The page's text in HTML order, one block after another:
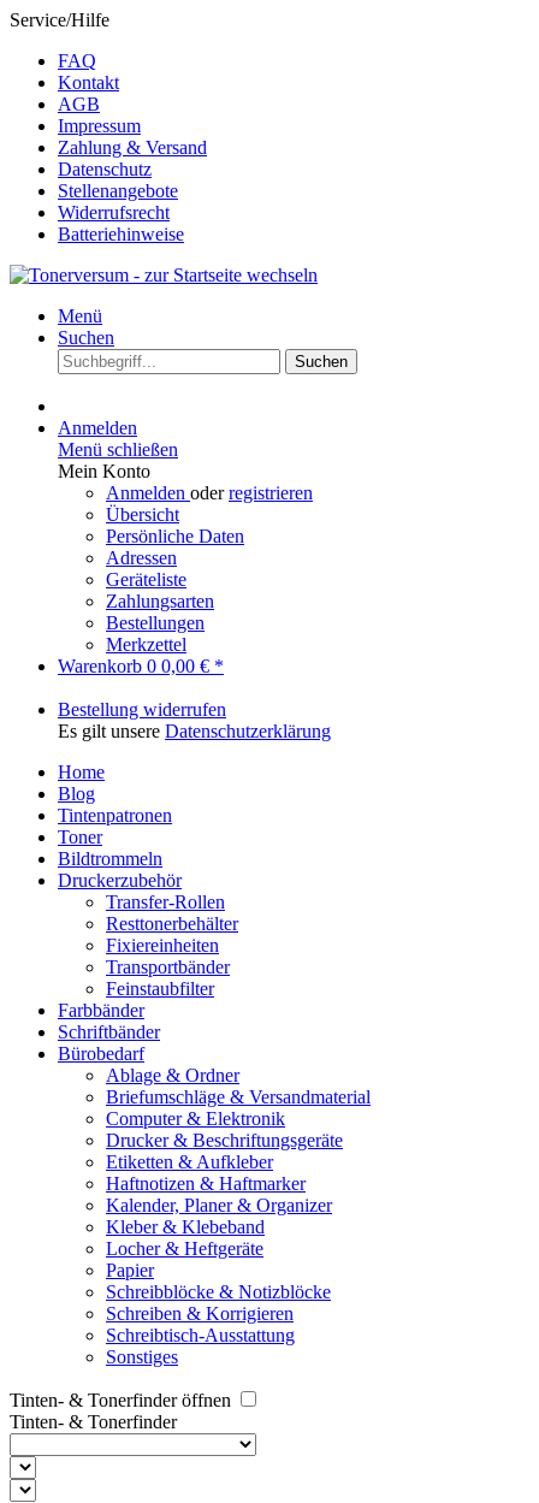
Service/Hilfe
FAQ
Kontakt
AGB
Impressum
Zahlung & Versand
Datenschutz
Stellenangebote
Widerrufsrecht
Batteriehinweise
Menü
Suchen
Suchen
Anmelden
Menü schließen
Mein Konto
Anmelden oderregistrieren
Übersicht
Persönliche Daten
Adressen
Geräteliste
Zahlungsarten
Bestellungen
Merkzettel
Warenkorb 0 0,00 € *
Bestellung widerrufen
Es gilt unsere Datenschutzerklärung
Home
Blog
Tintenpatronen
Toner
Bildtrommeln
Druckerzubehör
Transfer-Rollen
Resttonerbehälter
Fixiereinheiten
Transportbänder
Feinstaubfilter
Farbbänder
Schriftbänder
Bürobedarf
Ablage & Ordner
Briefumschläge & Versandmaterial
Computer & Elektronik
Drucker & Beschriftungsgeräte
Etiketten & Aufkleber
Haftnotizen & Haftmarker
Kalender, Planer & Organizer
Kleber & Klebeband
Locher & Heftgeräte
Papier
Schreibblöcke & Notizblöcke
Schreiben & Korrigieren
Schreibtisch-Ausstattung
Sonstiges
Tinten- & Tonerfinder öffnen
Tinten- & Tonerfinder